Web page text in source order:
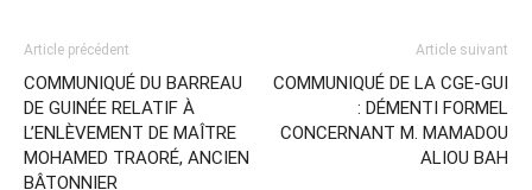
Article précédent
COMMUNIQUÉ DU BARREAU
DE GUINÉE RELATIF À
L’ENLÈVEMENT DE MAÎTRE
MOHAMED TRAORÉ, ANCIEN
BÂTONNIER
Article suivant
COMMUNIQUÉ DE LA CGE-GUI
: DÉMENTI FORMEL
CONCERNANT M. MAMADOU
ALIOU BAH